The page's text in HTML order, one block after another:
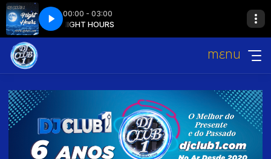
00:00 - 03:00
NIGHT HOURS
MENU